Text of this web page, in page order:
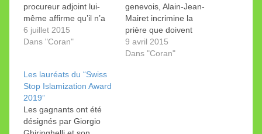
procureur adjoint lui-
même affirme qu’il n’a
pas le droit,
juridiquement, de la
que le procureur adjoint
du canton de Fribourg
Markus Julmy a
adressé à Alain Jean-
Mairet, avec copie au
6 juillet 2015
Dans "Coran"
genevois, Alain-Jean-
Mairet incrimine la
prière que doivent
réciter dix-sept fois par
jour les musulmans.
9 avril 2015
Dans "Coran"
Les lauréats du “Swiss
Stop Islamization Award
2019”
Les gagnants ont été
désignés par Giorgio